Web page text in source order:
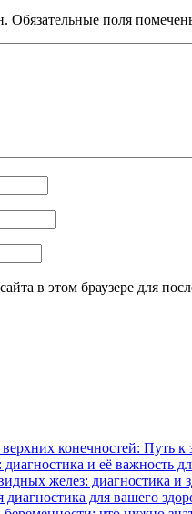
Обязательные поля
в этом браузере для
конечностей: Путь к
и её важность
желез: диагностика и
для вашего